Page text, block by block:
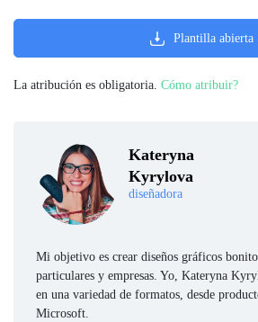
Kateryna
Kyrylova
diseñadora
Mi objetivo es crear diseños gráficos
particulares y empresas. Yo, Kateryna
en una variedad de formatos, desde
Microsoft.
Plantilla abierta
La atribución es obligatoria. Cómo atribuir?